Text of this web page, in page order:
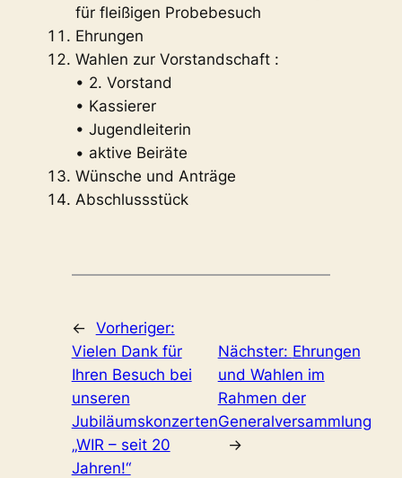
für fleißigen Probebesuch
Ehrungen
Wahlen zur Vorstandschaft :
• 2. Vorstand
• Kassierer
• Jugendleiterin
• aktive Beiräte
Wünsche und Anträge
Abschlussstück
← Vorheriger:
Vielen Dank für
Ihren Besuch bei
unseren
Jubiläumskonzerten
„WIR – seit 20
Jahren!“
Nächster: Ehrungen
und Wahlen im
Rahmen der
Generalversammlung
→